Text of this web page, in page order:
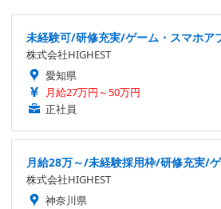
未経験可/研修充実/ゲーム・スマホア
株式会社HIGHEST
愛知県
月給27万円～50万円
正社員
月給28万～/未経験採用枠/研修充実/
株式会社HIGHEST
神奈川県